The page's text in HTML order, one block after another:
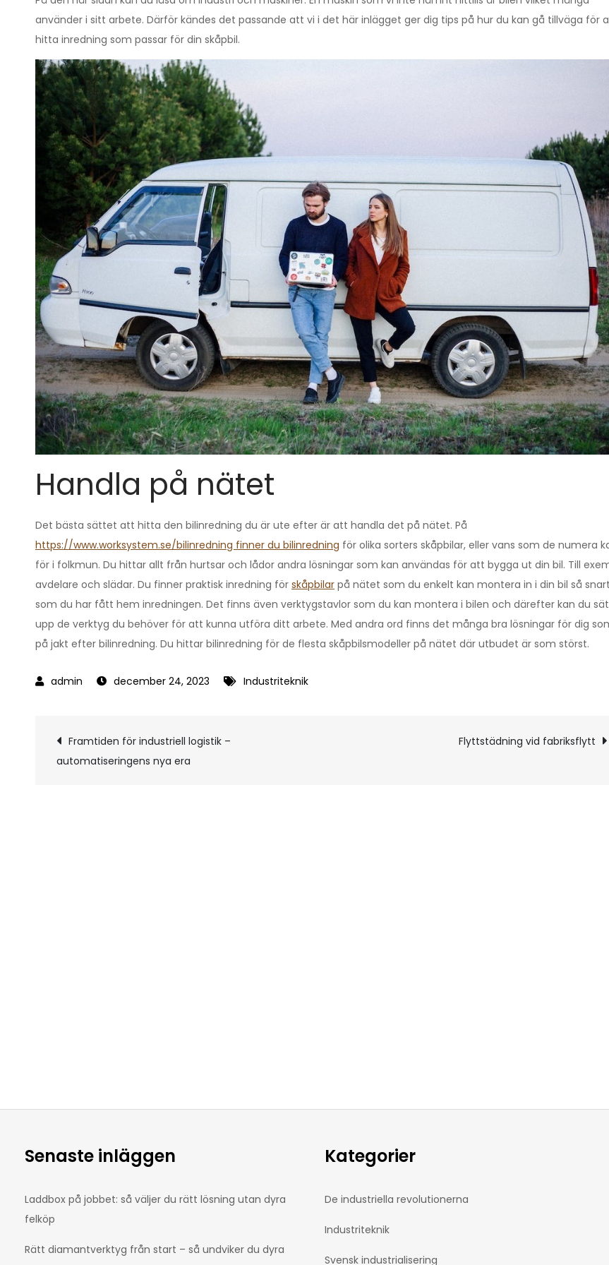
använder i sitt arbete. Därför kändes det passande att vi i det här inlägget ger dig tips på hur du kan gå tillväga för
hitta inredning som passar för din skåpbil.
Handla på nätet
Det bästa sättet att hitta den bilinredning du är ute efter är att handla det på nätet. På
https://www.worksystem.se/bilinredning finner du bilinredning för olika sorters skåpbilar, eller vans som de numera
för i folkmun. Du hittar allt från hurtsar och lådor andra lösningar som kan användas för att bygga ut din bil. Till
avdelare och slädar. Du finner praktisk inredning för skåpbilar på nätet som du enkelt kan montera in i din bil så snart
som du har fått hem inredningen. Det finns även verktygstavlor som du kan montera i bilen och därefter kan du
upp de verktyg du behöver för att kunna utföra ditt arbete. Med andra ord finns det många bra lösningar för dig
på jakt efter bilinredning. Du hittar bilinredning för de flesta skåpbilsmodeller på nätet där utbudet är som störst.
december 24, 2023 Industriteknik
Inläggsnavigering
Framtiden för industriell logistik –
automatiseringens nya era
Flyttstädning vid fabriksflytt
Senaste inläggen
Laddbox på jobbet: så väljer du rätt lösning utan dyra
felköp
Rätt diamantverktyg från start – så undviker du dyra
Kategorier
De industriella revolutionerna
Industriteknik
Svensk industrialisering